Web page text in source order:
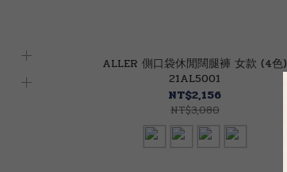
ALLER 側口袋休閒闊腿褲 女款 (4色)
21AL5001
NT$2,156
NT$3,080